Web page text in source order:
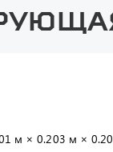
м × 0.203 м ×